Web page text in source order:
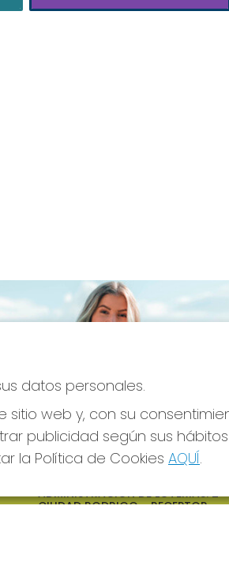
ADMINISTRACION DE LOTERIAS: 2-
CIUDAD RODRIGO - RECEPTOR
datos personales.
web y, con su
publicidad según sus
la Política de Cookies AQUÍ.